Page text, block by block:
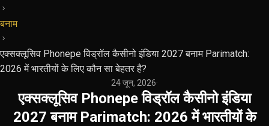
बनाम
एक्सक्लूसिव Phonepe विड्रॉल कैसीनो इंडिया 2027 बनाम Parimatch:
2026 में भारतीयों के लिए कौन सा बेहतर है?
24 जून, 2026·
एक्सक्लूसिव Phonepe विड्रॉल कैसीनो इंडिया
2027 बनाम Parimatch: 2026 में भारतीयों के